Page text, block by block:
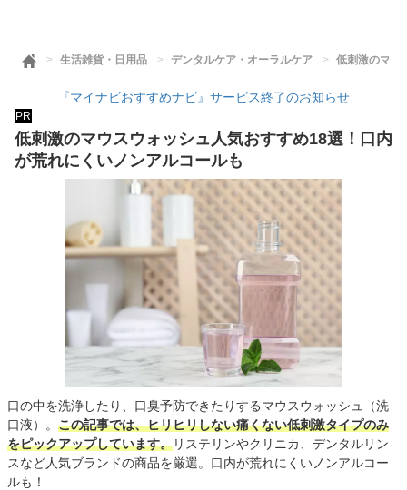
生活雑貨・日用品 デンタルケア・オーラルケア 低刺激のマウ
『マイナビおすすめナビ』サービス終了のお知らせ
PR
低刺激のマウスウォッシュ人気おすすめ18選！口内
が荒れにくいノンアルコールも
口の中を洗浄したり、口臭予防できたりするマウスウォッシュ（洗
口液）。 この記事では、ヒリヒリしない痛くない低刺激タイプのみ
をピックアップしています。リステリンやクリニカ、デンタルリン
スなど人気ブランドの商品を厳選。口内が荒れにくいノンアルコー
ルも！